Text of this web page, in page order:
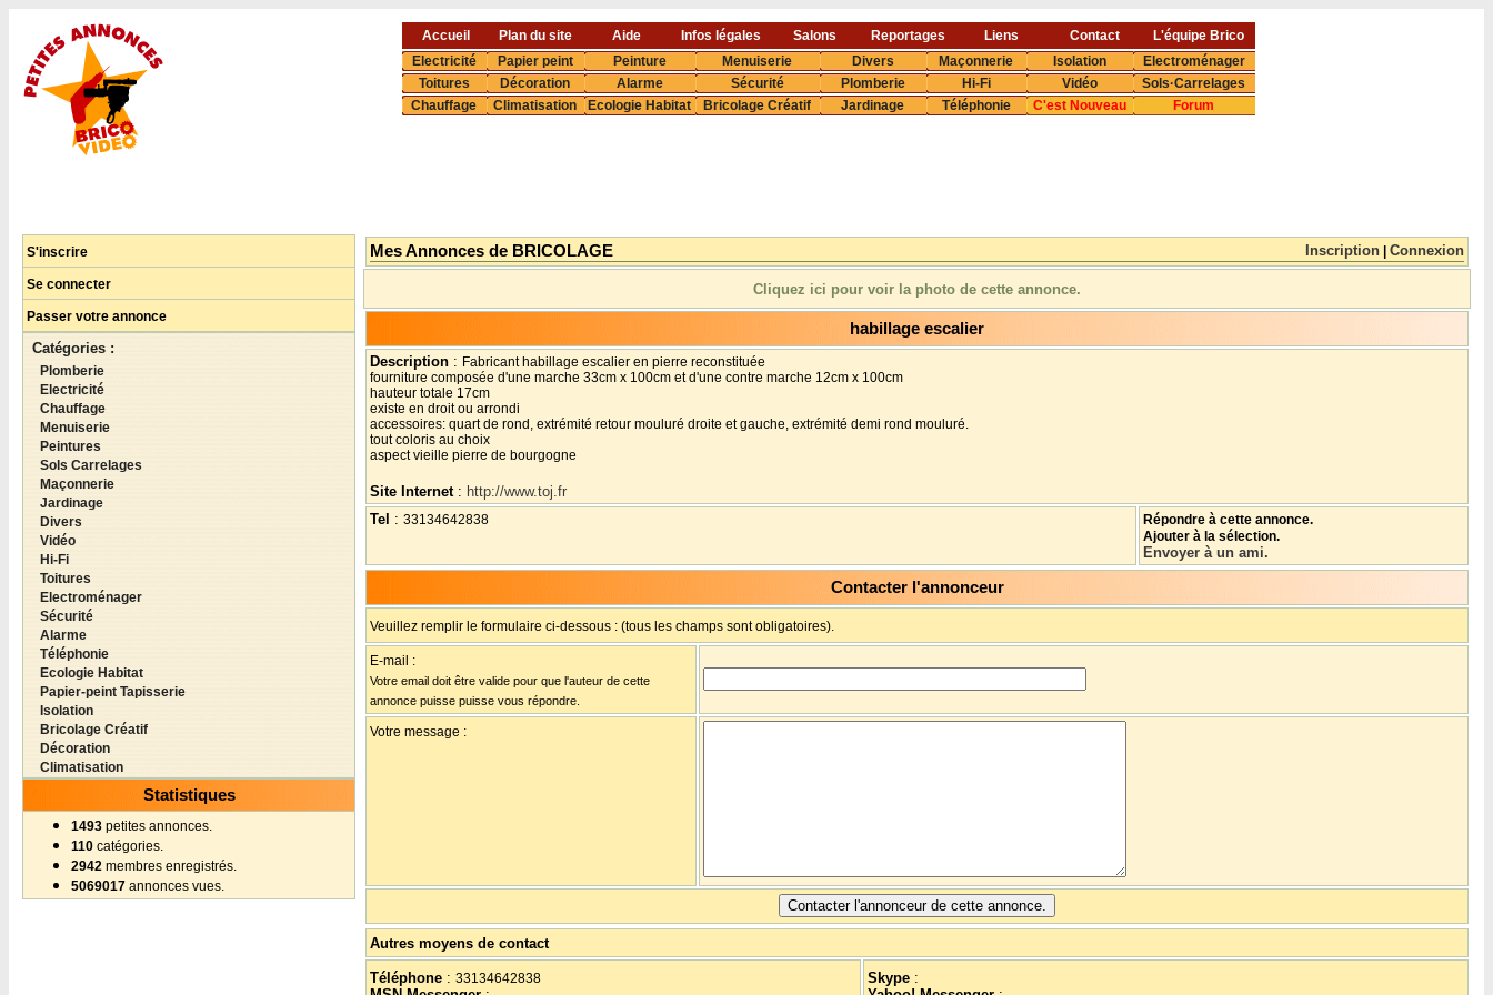
Accueil Plan du site Aide Infos légales Salons Reportages Liens Contact
L'équipe Brico
Electricité
Papier peint Peinture Menuiserie Divers Maçonnerie Isolation
Electroménager
Toitures
Décoration Alarme Sécurité Plomberie Hi-Fi Vidéo
Sols·Carrelages
Chauffage
Climatisation Ecologie Habitat Bricolage Créatif Jardinage Téléphonie C'est Nouveau Forum
S'inscrire
Se connecter
Passer votre annonce
Catégories :
Plomberie
Electricité
Chauffage
Menuiserie
Peintures
Sols Carrelages
Maçonnerie
Jardinage
Divers
Vidéo
Hi-Fi
Toitures
Electroménager
Sécurité
Alarme
Téléphonie
Ecologie Habitat
Papier-peint Tapisserie
Isolation
Bricolage Créatif
Décoration
Climatisation
Statistiques
1493 petites annonces.
110 catégories.
2942 membres enregistrés.
5069017 annonces vues.
Mes Annonces de BRICOLAGE Inscription Connexion
Cliquez ici pour voir la photo de cette annonce.
habillage escalier
Description : Fabricant habillage escalier en pierre reconstituée
fourniture composée d'une marche 33cm x 100cm et d'une contre marche 12cm x 100cm
hauteur totale 17cm
existe en droit ou arrondi
accessoires: quart de rond, extrémité retour mouluré droite et gauche, extrémité demi rond mouluré.
tout coloris au choix
aspect vieille pierre de bourgogne
Site Internet: http://www.toj.fr
Tel : 33134642838
Répondre à cette annonce.
Ajouter à la sélection.
Envoyer à un ami.
Contacter l'annonceur
Veuillez remplir le formulaire ci-dessous : (tous les champs sont obligatoires).
E-mail :
Votre email doit être valide pour que l'auteur de cette
annonce puisse puisse vous répondre.
Votre message :
Autres moyens de contact
Téléphone : 33134642838 Skype :